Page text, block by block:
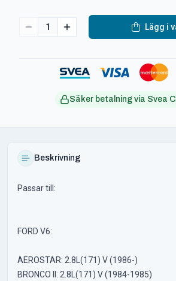
1 Lägg i
Säker betalning via Svea
Beskrivning
Passar till:
FORD V6:
AEROSTAR: 2.8L(171) V (1986-)
BRONCO II: 2.8L(171) V (1984-1985)